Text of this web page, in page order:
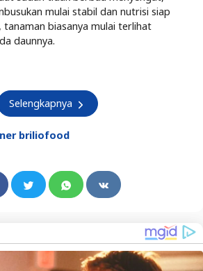
sulfur, dan sedikit nitrogen nan
struktur tanaman. Kandungan
kokoh dan mencegah daun sigap
mengusir serangga tertentu.
busuk wajib
sebelum ditanam?
disarankan lantaran corak cair alias
lebih berpotensi mengundang lalat.
nutrisi lebih sigap terserap oleh
waktu nan dibutuhkan
berubah jadi pupuk